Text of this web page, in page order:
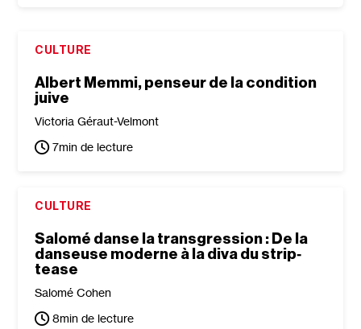
CULTURE
Albert Memmi, penseur de la condition
juive
Victoria Géraut-Velmont
7min de lecture
CULTURE
Salomé danse la transgression : De la
danseuse moderne à la diva du strip‐
tease
Salomé Cohen
8min de lecture